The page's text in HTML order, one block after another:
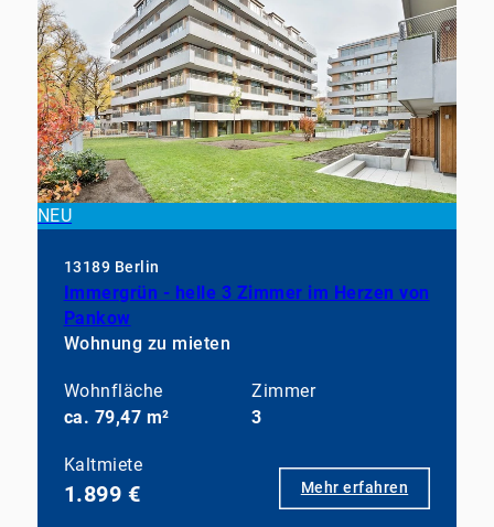
NEU
13189 Berlin
Immergrün - helle 3 Zimmer im Herzen von
Pankow
Wohnung zu mieten
Wohnfläche
ca. 79,47 m²
Zimmer
3
Kaltmiete
1.899 € Mehr erfahren